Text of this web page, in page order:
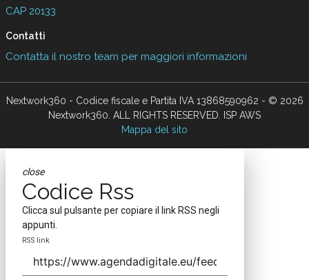
CAP 20133
Contatti
Contatta il nostro team per maggiori informazioni
Nextwork360 - Codice fiscale e Partita IVA 13868590962 - © 2026
Nextwork360. ALL RIGHTS RESERVED. ISP AWS
Mappa del sito
close
Codice Rss
Clicca sul pulsante per copiare il link RSS negli
appunti.
RSS link